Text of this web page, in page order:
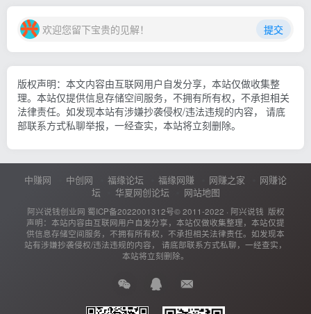
欢迎您留下宝贵的见解！ 提交
版权声明：本文内容由互联网用户自发分享，本站仅做收集整
理。本站仅提供信息存储空间服务，不拥有所有权，不承担相关
法律责任。如发现本站有涉嫌抄袭侵权/违法违规的内容， 请底
部联系方式私聊举报，一经查实，本站将立刻删除。
中赚网 中创网 福缘论坛 福缘网赚 网赚之家
网赚论
坛
华夏网创论坛 网站地图
阿兴说钱创业网 蜀ICP备2022001312号© 2011-2022 · 阿兴说钱 版权
声明：本站内容由互联网用户自发分享，本站仅做收集整理，本站仅提
供信息存储空间服务，不拥有所有权，不承担相关法律责任。如发现本
站有涉嫌抄袭侵权/违法违规的内容， 请底部联系方式私聊，一经查实，
本站将立刻删除。